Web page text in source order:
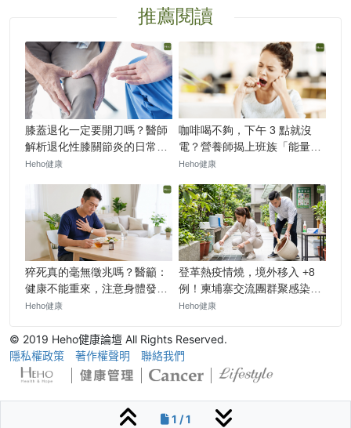
1 / 1
© 2019 Heho健康論壇 All Rights Reserved.
隱私權政策
著作權聲明 聯絡我們